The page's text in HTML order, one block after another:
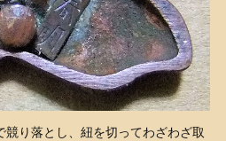
り落とし、紐を切ってわざわざ取